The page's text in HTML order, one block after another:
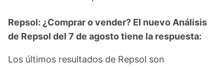
Repsol: ¿Comprar o vender? El nuevo Análisis
de Repsol del 7 de agosto tiene la respuesta:
Los últimos resultados de Repsol son